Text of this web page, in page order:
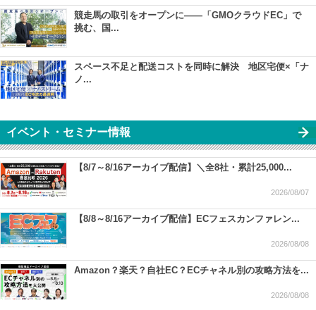
競走馬の取引をオープンに――「GMOクラウドEC」で
挑む、国...
スペース不足と配送コストを同時に解決 地区宅便×「ナ
ノ...
イベント・セミナー情報
【8/7～8/16アーカイブ配信】＼全8社・累計25,000...
2026/08/07
【8/8～8/16アーカイブ配信】ECフェスカンファレン...
2026/08/08
Amazon？楽天？自社EC？ECチャネル別の攻略方法を...
2026/08/08